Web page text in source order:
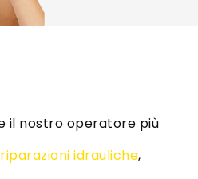
il nostro operatore più
riparazioni idrauliche,